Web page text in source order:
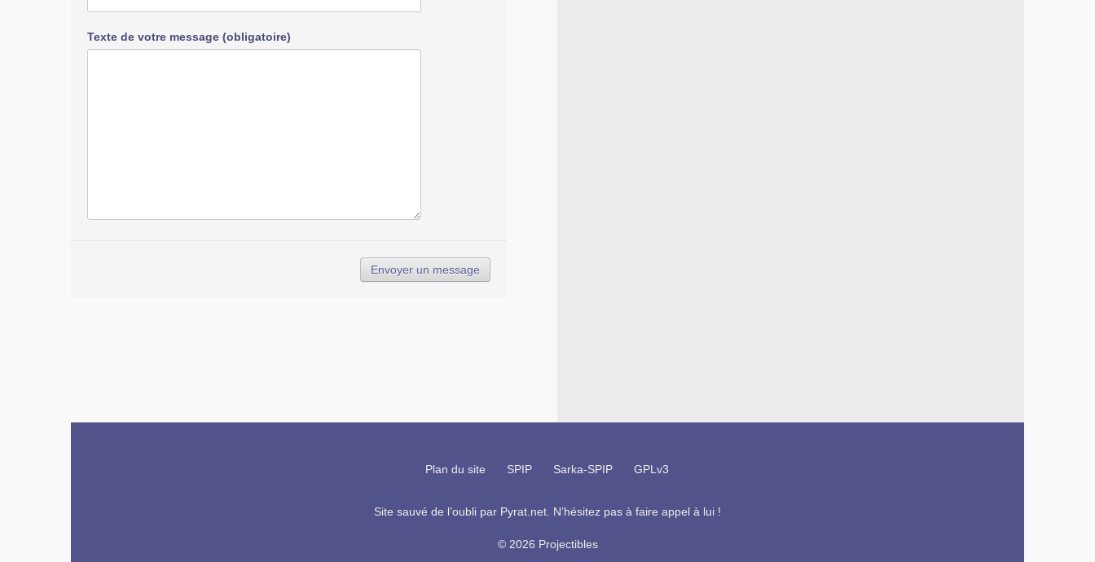
Texte de votre message (obligatoire)
Plan du site SPIP Sarka-SPIP GPLv3
Site sauvé de l’oubli par Pyrat.net . N’hésitez pas à faire appel à lui !
© 2026 Projectibles